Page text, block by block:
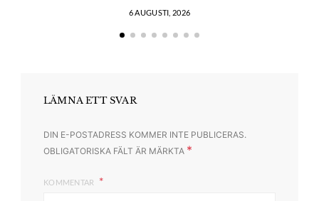
6 AUGUSTI, 2026
LÄMNA ETT SVAR
DIN E-POSTADRESS KOMMER INTE PUBLICERAS.
OBLIGATORISKA FÄLT ÄR MÄRKTA *
KOMMENTAR